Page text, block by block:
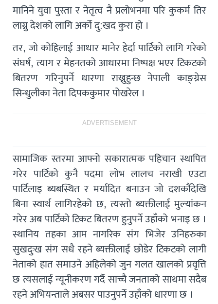
मानिने युवा पुस्ता र नेतृत्व नै प्रलोभनमा परि कुकर्म तिर
लाग्नु देशको लागि अर्को दु:खद कुरा हो ।
तर, जो कोहिलाई आधार मानेर हेर्दा पार्टिको लागि गरेको
संघर्ष, त्याग र मेहनतको आधारमा निष्पक्ष भएर टिकटको
बितरण गरिनुपर्ने धारणा राख्नुहुन्छ नेपाली काङ्ग्रेस
सिन्धुलीका नेता दिपककुमार पोखरेल ।
ADVERTISEMENT
सामाजिक स्तरमा आफ्नो सकारात्मक पहिचान स्थापित
गरेर पार्टिको कुनै पदमा लोभ लालच नराखी एउटा
पार्टिलाइ ब्यबस्थित र मर्यादित बनाउन जो दशकौंदेखि
बिना स्वार्थ लागिरहेको छ, त्यस्तो ब्यक्तीलाई मुल्यांकन
गरेर अब पार्टिको टिकट बितरण हुनुपर्ने उहाँको भनाइ छ ।
स्थानिय तहका आम नागरिक संग भिजेर उनिहरुका
सुखदुःख संग सधै रहने ब्यक्तीलाई छोडेर टिकटको लागी
नेताको हात समाउने अहिलेको जुन गलत खालको प्रवृत्ति
छ त्यसलाई न्यूनीकरण गर्दै साच्चै जनताको साथमा सदैब
रहने अभियन्ताले अबसर पाउनुपर्ने उहाँको धारणा छ ।